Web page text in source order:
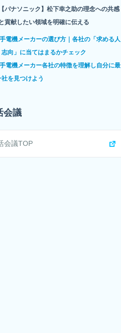
テムなど
【パナソニック】松下幸之助の理念への共感
と貢献したい領域を明確に伝える
電機メーカーの選び方｜各社の「求める人
志向」に当てはまるかチェック
電機メーカー各社の特徴を理解し自分に最
を見つけよう
会議
会議TOP